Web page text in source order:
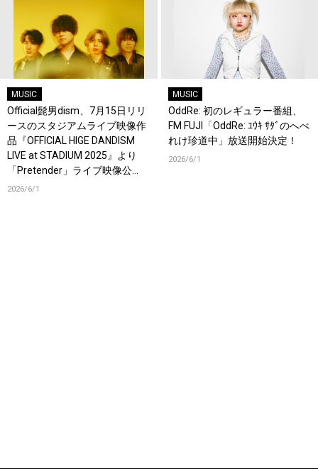
MUSIC
Official髭男dism、7月15日リリ
ースのスタジアムライブ映像作
品『OFFICIAL HIGE DANDISM
LIVE at STADIUM 2025』より
「Pretender」ライブ映像公
開！
2026/6/1
MUSIC
OddRe: 初のレギュラー番組、
FM FUJI「OddRe: ﾕｳｷ ｻﾀﾞのへべ
れけ珍道中」放送開始決定！
2026/6/1